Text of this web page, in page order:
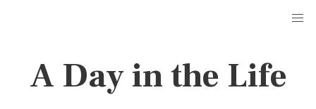
A Day in the Life